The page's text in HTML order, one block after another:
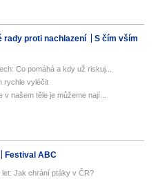
rady proti nachlazení
S čím vším
Co pomáhá a kdy už riskuj...
rychle vyléčit
v našem těle je můžeme nají...
Festival ABC
Jak chrání ptáky v ČR?